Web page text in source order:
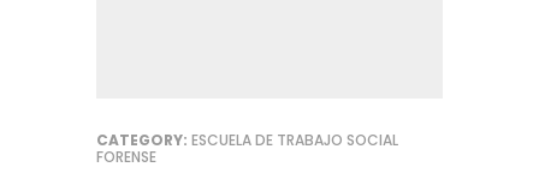
CATEGORY: ESCUELA DE TRABAJO SOCIAL
FORENSE